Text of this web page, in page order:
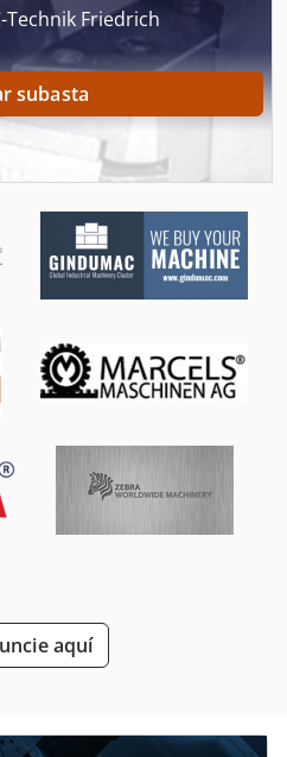
Ensamblado
Desarrollo
Technik Friedrich
subasta
aquí